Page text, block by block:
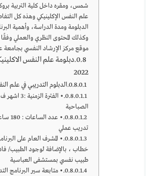
شمس، ومقره داخل كلية التربية
علم النفس الإكلينيكي وهذه كل
الدبلومة ومدة الدراسة، وأهمية
وكذلك المحتوى النظري والعملي وفقًا
موقع مركز الإرشاد النفسي
دبلومة علم النفس
2022
الدبلوم التدريبي في علم
• الفترة الزمنية
الصباحية
• عدد
تدريب عملي
• المشرف العام على
خطاب ، بالإضافة لوجود الطبيب/
طبيب نفسي بمستشفى العباسية
• متابعة سير البرنامج